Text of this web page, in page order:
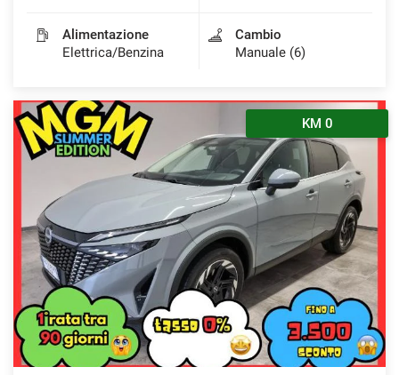
Alimentazione
Elettrica/Benzina
Cambio
Manuale (6)
KM 0